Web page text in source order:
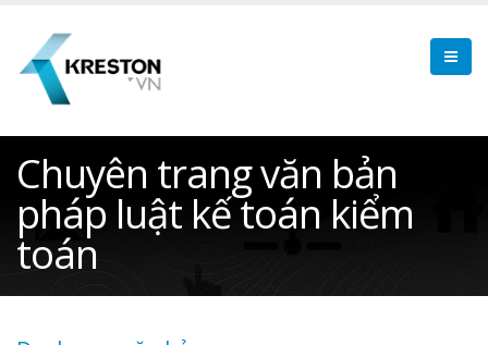
Chuyên trang văn bản
pháp luật kế toán kiểm
toán